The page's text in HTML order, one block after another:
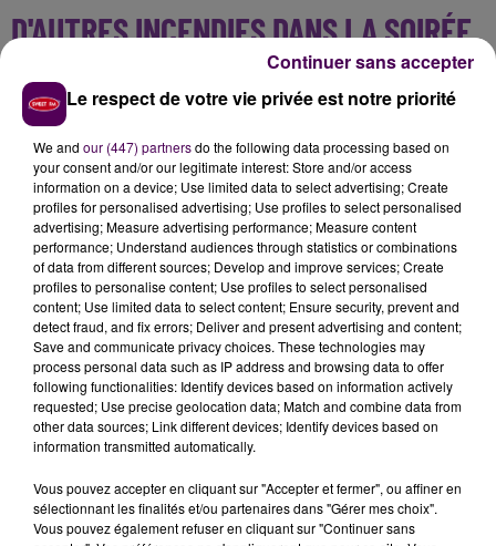
D'AUTRES INCENDIES DANS LA SOIRÉE
Dès 20h30, les pompiers sarthois ont été mobilisés sur
deux feux d’espaces naturels : le plus important a
détruit deux hectares de chaume de blé près de La
Flèche, à Bousse, au lieu-dit du Pressoir. A peine dix
minutes plus tôt, c’est à l’Arche de la Nature, à Yvré-
l’Evêque, queles flammes ont réduit en cendres 1
000 mètres carrés d’herbes sèches. Les 18 pompiers
intervenus, en tout, sont venus à bout du sinistre avec
deux lances à chaque endroit.
Le respect de votre vie privée est notre priorité
We and our (447) partnersdo the following data processing based on
your consent and/or our legitimate interest: Store and/or access
information on a device; Use limited data to select advertising; Create
profiles for personalised advertising; Use profiles to select personalised
advertising; Measure advertising performance; Measure content
performance; Understand audiences through statistics or combinations
of data from different sources; Develop and improve services; Create
profiles to personalise content; Use profiles to select personalised
content; Use limited data to select content; Ensure security, prevent and
detect fraud, and fix errors; Deliver and present advertising and content;
Save and communicate privacy choices. These technologies may
process personal data such as IP address and browsing data to offer
following functionalities: Identify devices based on information actively
requested; Use precise geolocation data; Match and combine data from
other data sources; Link different devices; Identify devices based on
information transmitted automatically.
Vous pouvez accepter en cliquant sur "Accepter et fermer", ou affiner en
sélectionnant les finalités et/ou partenaires dans "Gérer mes choix".
Vous pouvez également refuser en cliquant sur "Continuer sans
Continuer sans accepter